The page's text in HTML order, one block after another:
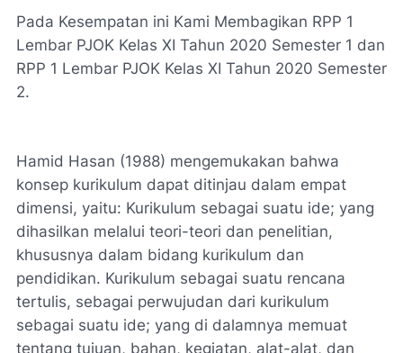
Pada Kesempatan ini Kami Membagikan RPP 1
Lembar PJOK Kelas XI Tahun 2020 Semester 1 dan
RPP 1 Lembar PJOK Kelas XI Tahun 2020 Semester
2.
Hamid Hasan (1988) mengemukakan bahwa
konsep kurikulum dapat ditinjau dalam empat
dimensi, yaitu: Kurikulum sebagai suatu ide; yang
dihasilkan melalui teori-teori dan penelitian,
khususnya dalam bidang kurikulum dan
pendidikan. Kurikulum sebagai suatu rencana
tertulis, sebagai perwujudan dari kurikulum
sebagai suatu ide; yang di dalamnya memuat
tentang tujuan, bahan, kegiatan, alat-alat, dan